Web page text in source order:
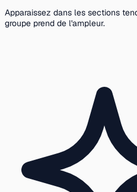
Apparaissez dans les sections
groupe prend de l'ampleur.